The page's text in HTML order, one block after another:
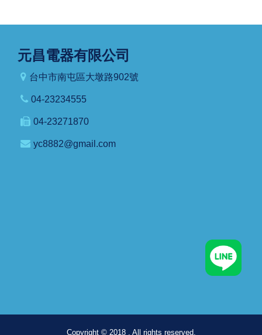
元昌電器有限公司
台中市南屯區大墩路902號
04-23234555
04-23271870
yc8882@gmail.com
Copyright © 2018 . All rights reserved.